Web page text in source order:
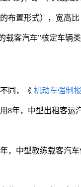
布置形式），宽高
载客汽车”核定车辆
同，《 机动车强制
8年，中型出租客
，中型教练载客汽